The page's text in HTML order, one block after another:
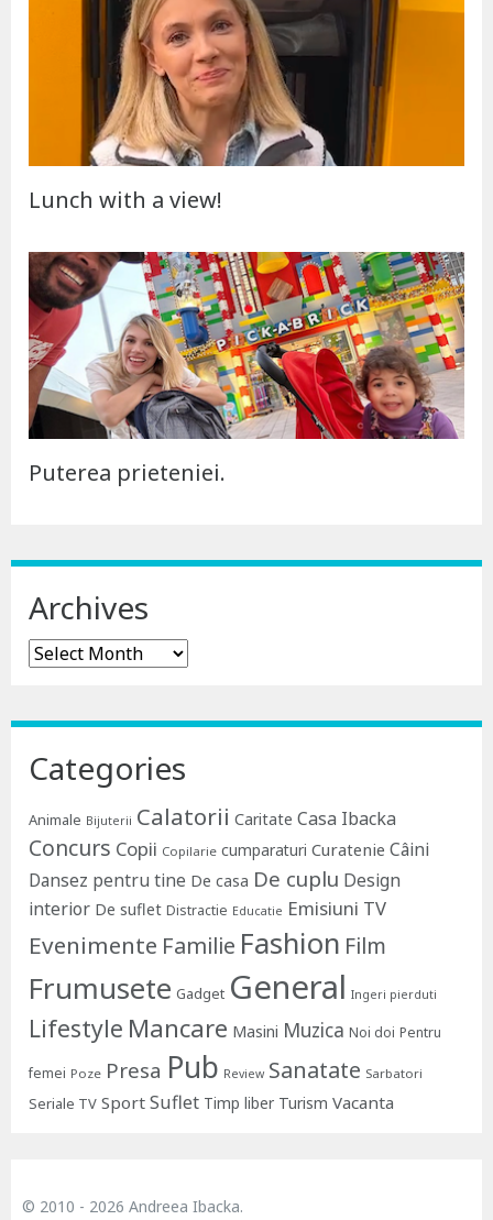
Lunch with a view!
Puterea prieteniei.
Archives
Archives
Categories
Animale Bijuterii Calatorii Caritate Casa Ibacka
Concurs Copii Copilarie cumparaturi Curatenie Câini
Dansez pentru tine De casa De cuplu Design
interior De suflet Distractie Educatie Emisiuni TV
Evenimente Familie Fashion Film
Frumusete Gadget General Ingeri pierduti
Lifestyle Mancare Masini Muzica Noi doi Pentru
femei Poze Presa Pub Review Sanatate Sarbatori
Seriale TV Sport Suflet Timp liber Turism Vacanta
© 2010 - 2026 Andreea Ibacka.